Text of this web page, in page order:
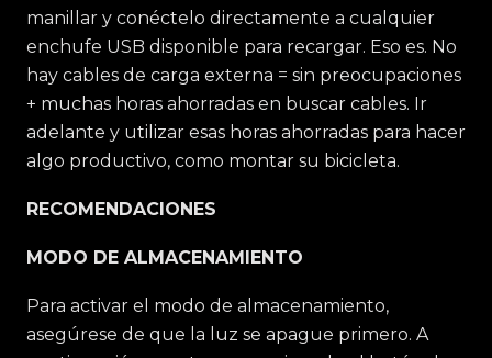
manillar y conéctelo directamente a cualquier
enchufe USB disponible para recargar. Eso es. No
hay cables de carga externa = sin preocupaciones
+ muchas horas ahorradas en buscar cables. Ir
adelante y utilizar esas horas ahorradas para hacer
algo productivo, como montar su bicicleta.
RECOMENDACIONES
MODO DE ALMACENAMIENTO
Para activar el modo de almacenamiento,
asegúrese de que la luz se apague primero. A